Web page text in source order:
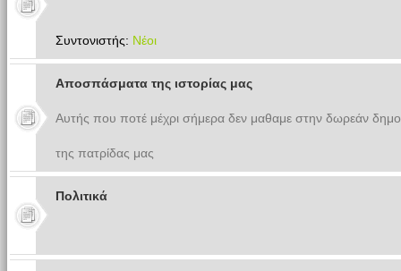
Συντονιστής: Νέοι
Αποσπάσματα της ιστορίας μας
Αυτής που ποτέ μέχρι σήμερα δεν μαθαμε στην δωρεάν
της πατρίδας μας
Πολιτικά